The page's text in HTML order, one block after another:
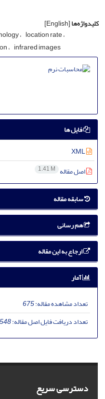
کلیدواژه‌ها[English]
location rate
infrared images
فایل ها
اصل مقاله 1.41 M
سابقه مقاله
هم رسانی
ارجاع به این مقاله
آمار
تعداد مشاهده مقاله:675
تعداد دریافت فایل اصل مقاله:548
دسترسی سریع